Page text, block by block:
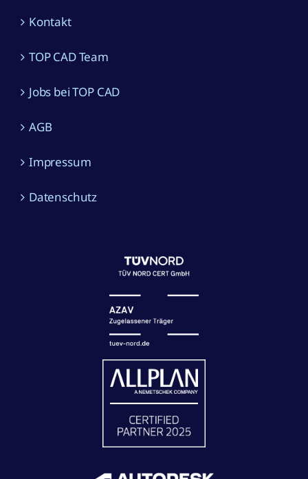
Kontakt
TOP CAD Team
Jobs bei TOP CAD
AGB
Impressum
Datenschutz